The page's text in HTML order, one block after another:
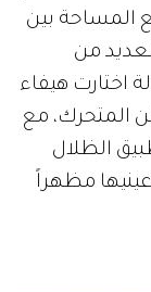
المساحة بين
من
اختارت هيفاء
المتحرك، مع
الظلال
مظهراً